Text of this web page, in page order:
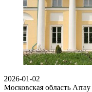
2026-01-02
Московская область Array